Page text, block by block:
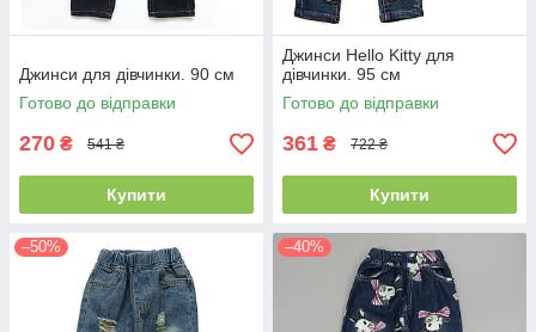
Джинси для дівчинки. 90 см
Готово до відправки
270 ₴ 541 ₴
Купити
Джинси Hello Kitty для
дівчинки. 95 см
Готово до відправки
361 ₴ 722 ₴
Купити
–50% –40%